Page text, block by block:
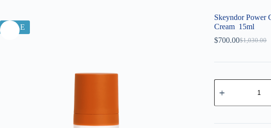
SALE
Skeyndor Power
Cream 15ml
$1,030.00
$700.00